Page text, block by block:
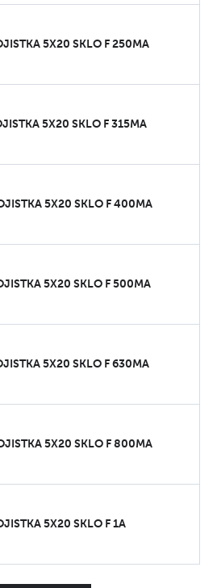
5X20 SKLO F 250MA
5X20 SKLO F 315MA
5X20 SKLO F 400MA
5X20 SKLO F 500MA
5X20 SKLO F 630MA
5X20 SKLO F 800MA
5X20 SKLO F 1A